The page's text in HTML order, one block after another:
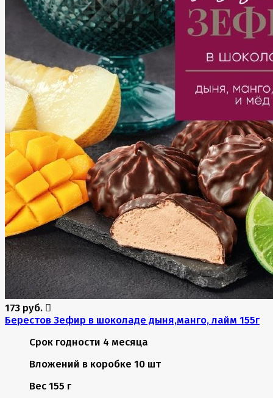
173 руб.
Берестов Зефир в шоколаде дыня,манго, лайм 155г
Срок годности 4 месяца
Вложений в коробке 10 шт
Вес 155 г